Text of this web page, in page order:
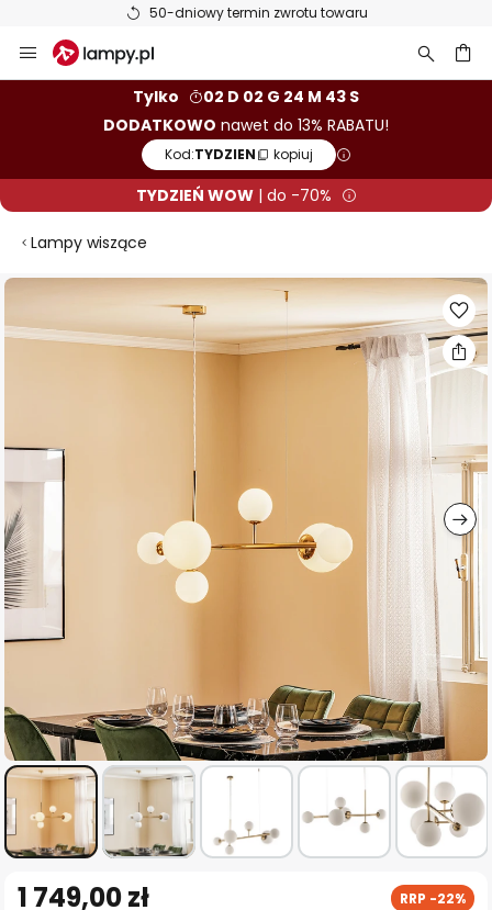
50-dniowy termin zwrotu towaru
Przejdź
do
Tylko
02 D 02 G 24 M 42 S
DODATKOWO nawet do 13% RABATU!
Kod:TYDZIEN kopiuj
TYDZIEŃ WOW| do -70%
Lampy wiszące
Przejdź
koniec
na
1 749,00 zł RRP -22%